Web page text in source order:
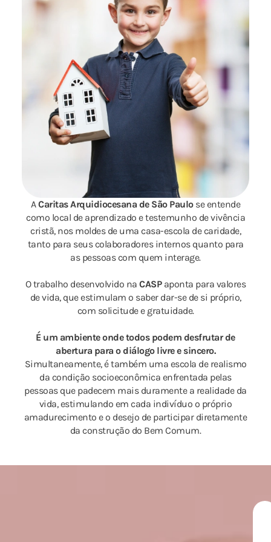
ACaritas Arquidiocesana de São Paulose entende
como local de aprendizado e testemunho de vivência
cristã, nos moldes de uma casa-escola de caridade,
tanto para seus colaboradores internos quanto para
as pessoas com quem interage.
O trabalho desenvolvido naCASPaponta para valores
de vida, que estimulam o saber dar-se de si próprio,
com solicitude e gratuidade.
É um ambiente onde todos podem desfrutar de
abertura para o diálogo livre e sincero.
Simultaneamente, é também uma escola de realismo
da condição socioeconômica enfrentada pelas
pessoas que padecem mais duramente a realidade da
vida, estimulando em cada indivíduo o próprio
amadurecimento e o desejo de participar diretamente
da construção do Bem Comum.